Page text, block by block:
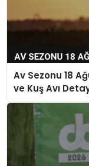
Av Sezonu 18
ve Kuş Avı